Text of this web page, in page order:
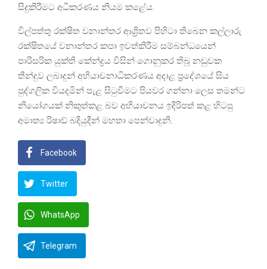
සිදුකිරීමට අධිකරණය නියම කළේය.
විල්පත්තු රක්ෂිත වනාන්තර ආශ්‍රිතව පිහිටා තිබෙන කල්ලාරු
රක්ෂිතයේ වනාන්තර කපා ඉවත්කිරීම සම්බන්ධයෙන්
පාරිසරික යුක්ති කේන්ද්‍රය විසින් ගොනුකර තිබූ නඩුවක
තීන්දුව ලබාදුන් අභියාචනාධිකරණය අදාළ ප්‍රදේශයේ සිය
පුද්ගලික වියදමින් පැළ සිටුවීමට පියවර ගන්නා ලෙස තමන්ට
නියෝගයක් නිකුත්කළ බව අභියාචනය ඉදිරිපත් කළ හිටපු
අමාත්‍ය රිෂාඩ් බදියුදීන් මහතා පෙන්වාදුනි.
Facebook
Twitter
WhatsApp
Telegram